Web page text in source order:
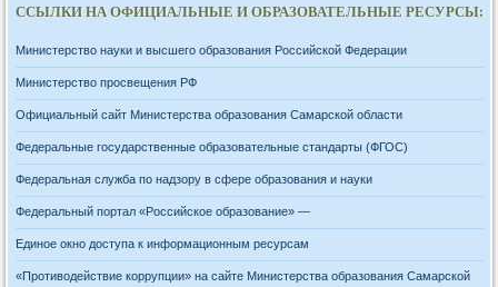
ССЫЛКИ НА ОФИЦИАЛЬНЫЕ И ОБРАЗОВАТЕЛЬНЫЕ РЕСУРСЫ:
Министерство науки и высшего образования Российской Федерации
Министерство просвещения РФ
Официальный сайт Министерства образования Самарской области
Федеральные государственные образовательные стандарты (ФГОС)
Федеральная служба по надзору в сфере образования и науки
Федеральный портал «Российское образование» —
Единое окно доступа к информационным ресурсам
«Противодействие коррупции» на сайте Министерства образования Самарской